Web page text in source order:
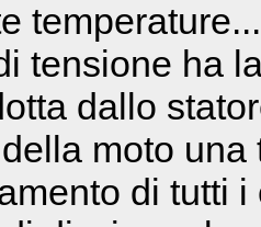
tensione ha
dallo
moto
di tutti